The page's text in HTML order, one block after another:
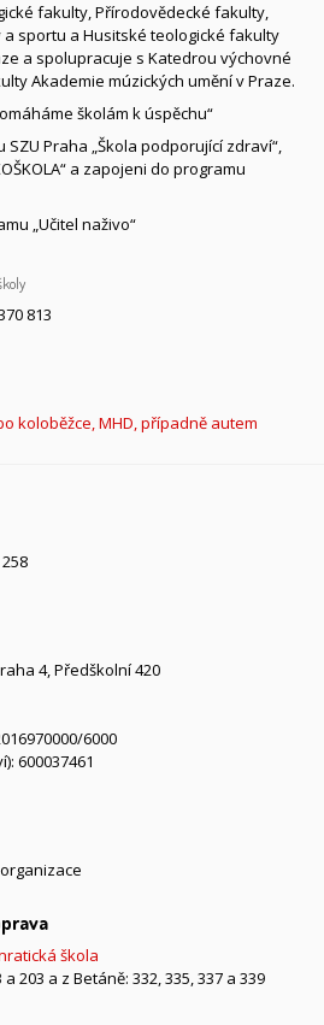
fakulty, Přírodovědecké fakulty,
sportu a Husitské teologické fakulty
a spolupracuje s Katedrou výchovné
Akademie múzických umění v Praze.
školám k úspěchu“
Praha „Škola podporující zdraví“,
a zapojeni do programu
„Učitel naživo“
813
koloběžce, MHD, případně autem
4, Předškolní 420
6000
600037461
škola
203 a z Betáně: 332, 335, 337 a 339